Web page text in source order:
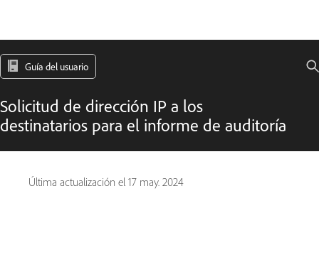
Guía del usuario
Solicitud de dirección IP a los
destinatarios para el informe de auditoría
Última actualización el 17 may. 2024